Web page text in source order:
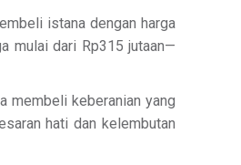
istana dengan harga
mulai dari Rp315 jutaan—
membeli keberanian yang
hati dan kelembutan